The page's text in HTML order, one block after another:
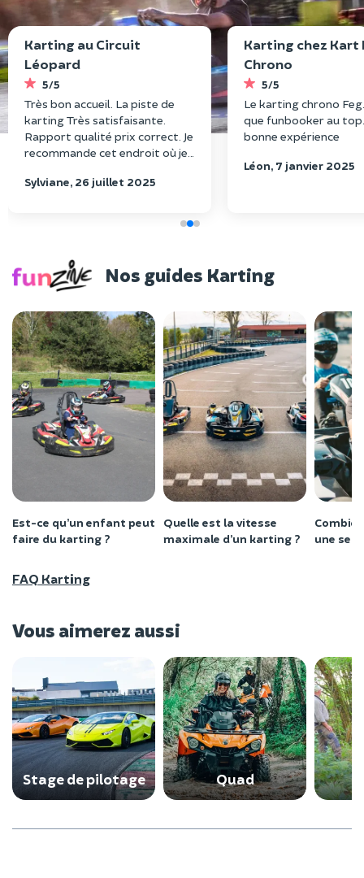
Karting au Circuit
Léopard
5/5
Très bon accueil. La piste de
karting Très satisfaisante.
Rapport qualité prix correct. Je
recommande cet endroit où je
Sylviane, 26 juillet 2025
Karting chez Kart
Chrono
5/5
Le karting chrono
que funbooker au
bonne expérience
Léon, 7 janvier 2025
Nos guides Karting
Est-ce qu’un enfant peut
faire du karting ?
Quelle est la vitesse
maximale d’un karting ?
une
FAQ Karting
Vous aimerez aussi
Stage de pilotage Quad